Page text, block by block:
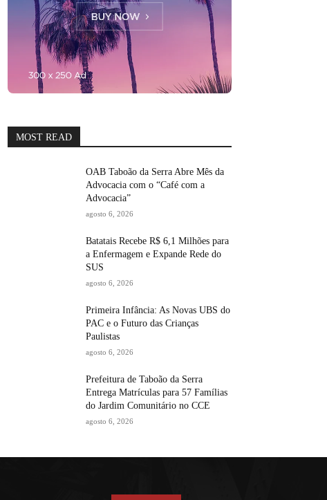
MOST READ
OAB Taboão da Serra Abre Mês da
Advocacia com o “Café com a
Advocacia”
agosto 6, 2026
Batatais Recebe R$ 6,1 Milhões para
a Enfermagem e Expande Rede do
SUS
agosto 6, 2026
Primeira Infância: As Novas UBS do
PAC e o Futuro das Crianças
Paulistas
agosto 6, 2026
Prefeitura de Taboão da Serra
Entrega Matrículas para 57 Famílias
do Jardim Comunitário no CCE
agosto 6, 2026